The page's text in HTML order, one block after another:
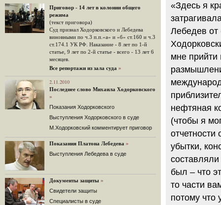
конфискационным санкциям со
стороны государства, оказались под
защитой арбитражного суда"
Швейцарская газета "Neue Zuercher
Zeitung" о гаагском судебном
решении.
48 комментариев
Не исключил
Владимир Путин допускает, что Россия может выйти из-
под юрисдикции ЕСПЧ.
88 комментариев
14.08.2014
Нарулил
Игорь Сечин просит о помощи.
Ссылаясь на санкции, глава
«Роснефти» хочет выбить из фонда
12.08.2014
Приговор - 14 лет в колонии общего
режима
(текст приговора)
Суд признал Ходорковского и Лебедева
виновными по ч.3 п.п.«а» и «б» ст.160 и ч.3
ст.174.1 УК РФ. Наказание - 8 лет по 1-й
статье, 9 лет по 2-й статье - всего - 13 лет 6
месяцев.
Все репортажи из зала суда »
2.11.2010
Последнее слово Михаила Ходорковского
»
Показания Ходорковского
Выступления Ходорковского в суде
М.Ходорковский комментирует приговор
Показания Платона Лебедева »
Выступления Лебедева в суде
Документы защиты »
Cвидетели защиты
Cпециалисты в суде
«Здесь я
Лебедев от
мне
нефтяная
(чтобы я
убытки,
был – что
то части
потому что